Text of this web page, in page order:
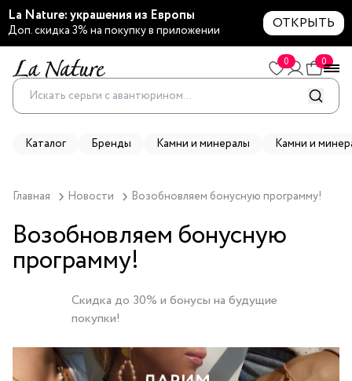
La Nature: украшения из Европы
Доп. скидка 3% на покупку в приложении ОТКРЫТЬ
0 0
Каталог Бренды Камни и минералы Камни и
Главная Новости Возобновляем бонусную программу!
Возобновляем бонусную
программу!
Скидка до 30% и бонусы на будущие
покупки!